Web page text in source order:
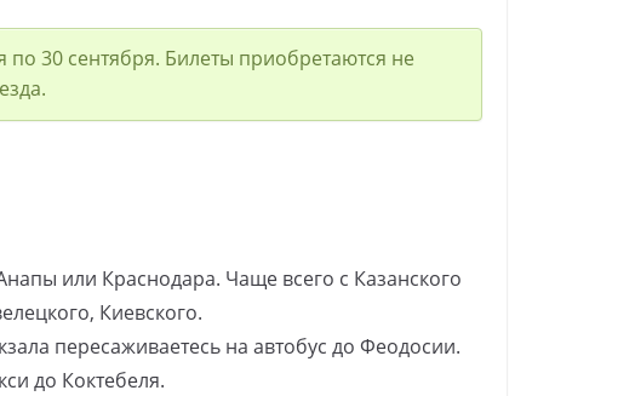
по 30 сентября. Билеты приобретаются не
или Краснодара. Чаще всего с Казанского
Киевского.
пересаживаетесь на автобус до Феодосии.
до Коктебеля.